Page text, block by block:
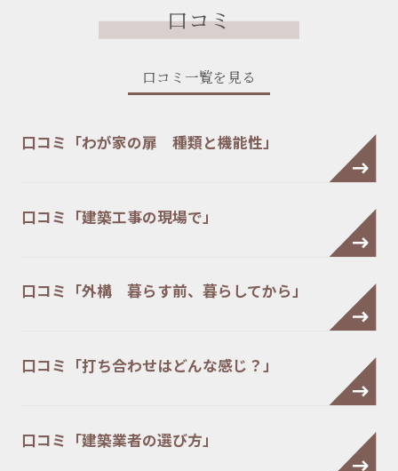
口コミ
口コミ一覧を見る
口コミ「わが家の扉 種類と機能性」
口コミ「建築工事の現場で」
口コミ「外構 暮らす前、暮らしてから」
口コミ「打ち合わせはどんな感じ？」
口コミ「建築業者の選び方」